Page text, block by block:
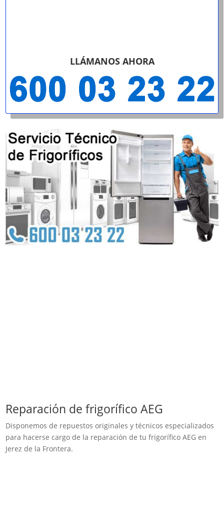
LLÁMANOS AHORA
Reparación de frigorífico AEG
Disponemos de repuestos originales y técnicos especializados
para hacerse cargo de la reparación de tu frigorífico AEG en
Jerez de la Frontera.